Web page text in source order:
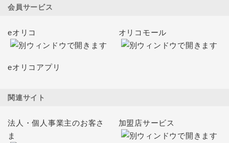
会員サービス
eオリコ オリコモール
eオリコアプリ
関連サイト
法人・個人事業主のお客さ
ま
加盟店サービス